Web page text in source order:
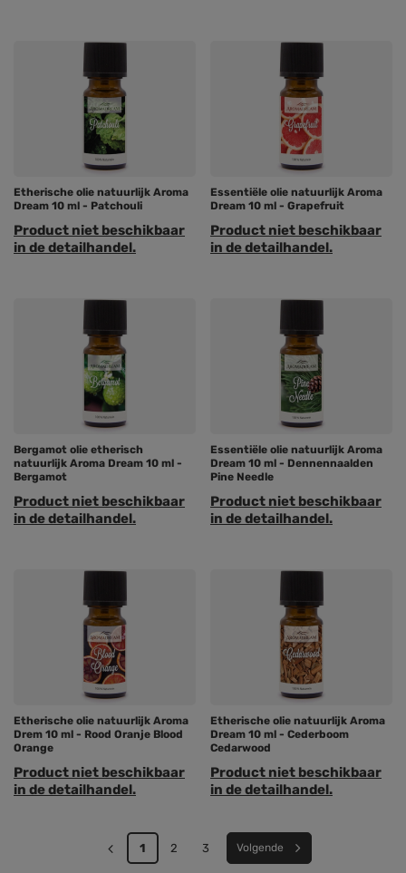
Etherische olie natuurlijk Aroma
Dream 10 ml - Patchouli
Product niet beschikbaar
in de detailhandel.
Essentiële olie natuurlijk Aroma
Dream 10 ml - Grapefruit
Product niet beschikbaar
in de detailhandel.
Bergamot olie etherisch
natuurlijk Aroma Dream 10 ml -
Bergamot
Product niet beschikbaar
in de detailhandel.
Essentiële olie natuurlijk Aroma
Dream 10 ml - Dennennaalden
Pine Needle
Product niet beschikbaar
in de detailhandel.
Etherische olie natuurlijk Aroma
Drem 10 ml - Rood Oranje Blood
Orange
Product niet beschikbaar
in de detailhandel.
Etherische olie natuurlijk Aroma
Dream 10 ml - Cederboom
Cedarwood
Product niet beschikbaar
in de detailhandel.
1 2 3 Volgende